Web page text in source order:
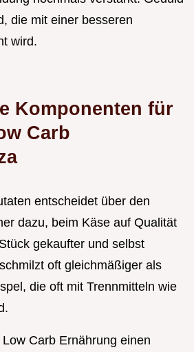
die mit einer besseren
wird.
Komponenten für
Carb
entscheidet über den
dazu, beim Käse auf Qualität
gekaufter und selbst
oft gleichmäßiger als
die oft mit Trennmitteln wie
Carb Ernährung einen